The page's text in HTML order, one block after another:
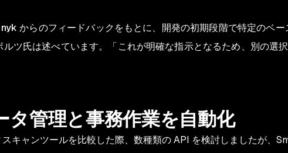
からのフィードバックをもとに、開発の初期段階で特定のベ
ツ氏は述べています。「これが明確な指示となるため、別の選
タ管理と事務作業を自動化
キャンツールを比較した際、数種類の API を検討しましたが、